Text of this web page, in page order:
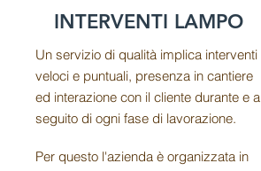
INTERVENTI LAMPO
Un servizio di qualità implica interventi
veloci e puntuali, presenza in cantiere
ed interazione con il cliente durante e a
seguito di ogni fase di lavorazione.
Per questo l'azienda è organizzata in